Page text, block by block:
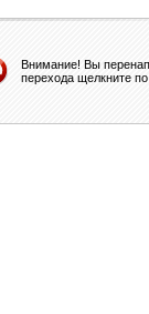
Внимание! Вы
перехода щелкните